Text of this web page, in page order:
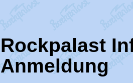
Rockpalast
Anmeldung